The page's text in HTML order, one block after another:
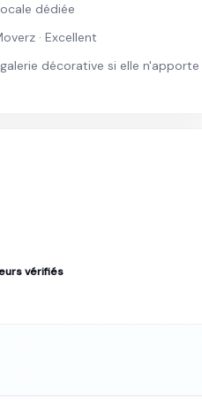
dédiée
· Excellent
décorative si elle n'apporte
vérifiés